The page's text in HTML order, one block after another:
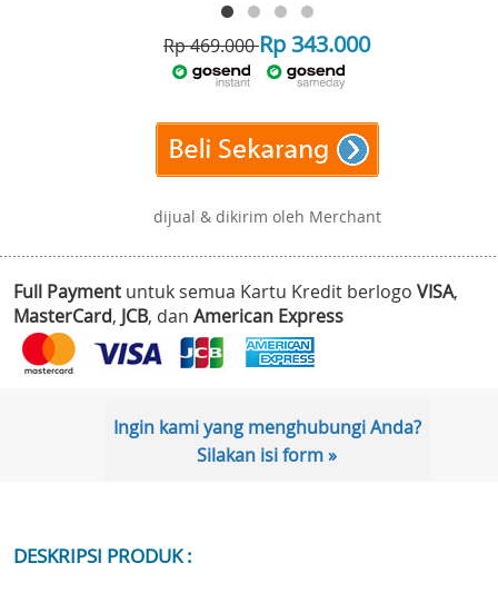
Rp 469.000Rp 343.000
dijual & dikirim oleh Merchant
Full Payment untuk semua Kartu Kredit berlogo VISA,
MasterCard, JCB, dan American Express
Ingin kami yang menghubungi Anda?
Silakan isi form »
DESKRIPSI PRODUK :